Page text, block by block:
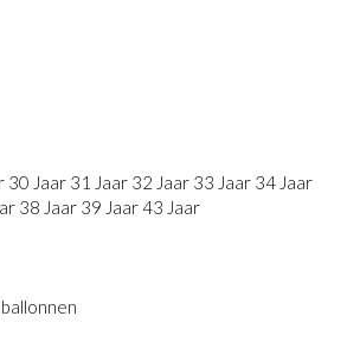
30 Jaar 31 Jaar 32 Jaar 33 Jaar 34 Jaar
38 Jaar 39 Jaar 43 Jaar